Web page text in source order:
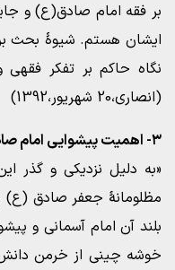
بر فقه امام صادق(ع) و
ایشان هستم. شیوۀ بحث بر
نگاه حاکم بر تفکر
(انصاری،20 شهریور،1392)
۳- اهمیت پیشوایی امام صادق (ع) در تاریخ اسلام
«به دلیل نزدیکی و گذر
مظلومانۀ جعفر صادق (ع)
بلند آن امام آسمانی و
خوشه چینی از خرمن